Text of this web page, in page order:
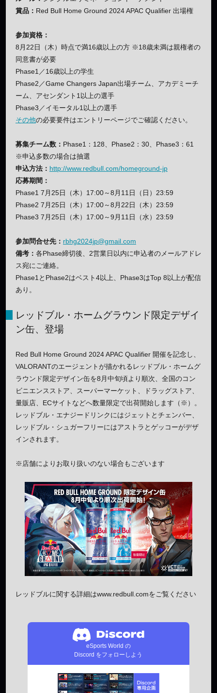
賞品： Red Bull Home Ground 2024 APAC Qualifier 出場権
参加資格：
8月22日（木）時点で満16歳以上の方 ※18歳未満は親権者の
同意書が必要
Phase1／16歳以上の学生
Phase2／Game Changers Japan出場チーム、アカデミーチ
ーム、アセンダント1以上の選手
Phase3／イモータル1以上の選手
その他の必要要件はエントリーページでご確認ください。
募集チーム数： Phase1：128、Phase2：30、Phase3：61
※申込多数の場合は抽選
申込方法： http://www.redbull.com/homeground-jp
応募期間：
Phase1 7月25日（木）17:00～8月11日（日）23:59
Phase2 7月25日（木）17:00～8月22日（木）23:59
Phase3 7月25日（木）17:00～9月11日（水）23:59
参加問合せ先： rbhg2024jp@gmail.com
備考： 各Phase締切後、2営業日以内に申込者のメールアドレ
ス宛にご連絡。
Phase1とPhase2はベスト4以上、Phase3はTop 8以上が配信
あり。
レッドブル・ホームグラウンド限定デザイ
ン缶、登場
Red Bull Home Ground 2024 APAC Qualifier 開催を記念し、
VALORANTのエージェントが描かれるレッドブル・ホームグ
ラウンド限定デザイン缶を8月中旬頃より順次、全国のコン
ビニエンスストア、スーパーマーケット、ドラッグストア、
量販店、ECサイトなどへ数量限定で出荷開始します（※）。
レッドブル・エナジードリンクにはジェットとチェンバー、
レッドブル・シュガーフリーにはアストラとゲッコーがデザ
インされます。
※店舗によりお取り扱いのない場合もございます
レッドブルに関する詳細はwww.redbull.comをご覧ください
eSports World の
Discord をフォローしよう